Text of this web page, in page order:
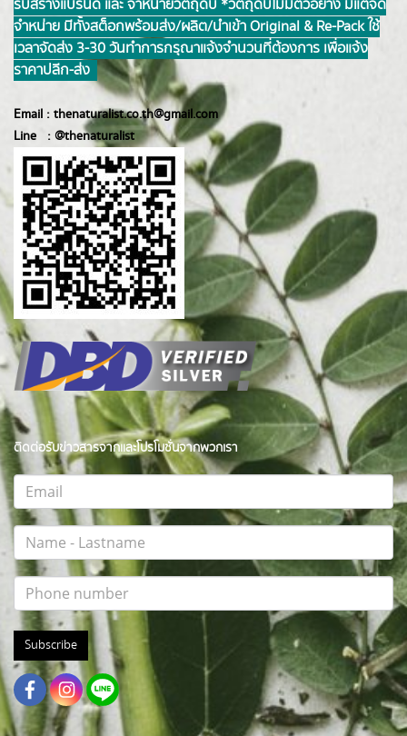
รับสร้างแบรนด์ และ จำหน่ายวัตถุดิบ *วัตถุดิบไม่มีตัวอย่าง มีแต่จัด
จำหน่าย มีทั้งสต็อกพร้อมส่ง/ผลิต/นำเข้า Original & Re-Pack ใช้
เวลาจัดส่ง 3-30 วันทำการ กรุณาแจ้งจำนวนที่ต้องการ เพื่อแจ้ง
ราคาปลีก-ส่ง
Email : thenaturalist.co.th@gmail.com
Line : @thenaturalist
ติดต่อรับข่าวสารจากและโปรโมชั่นจากพวกเรา
Subscribe